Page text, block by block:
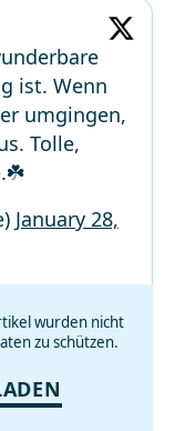
ist. Wenn
umgingen,
Tolle,
January 28,
wurden nicht
zu schützen.